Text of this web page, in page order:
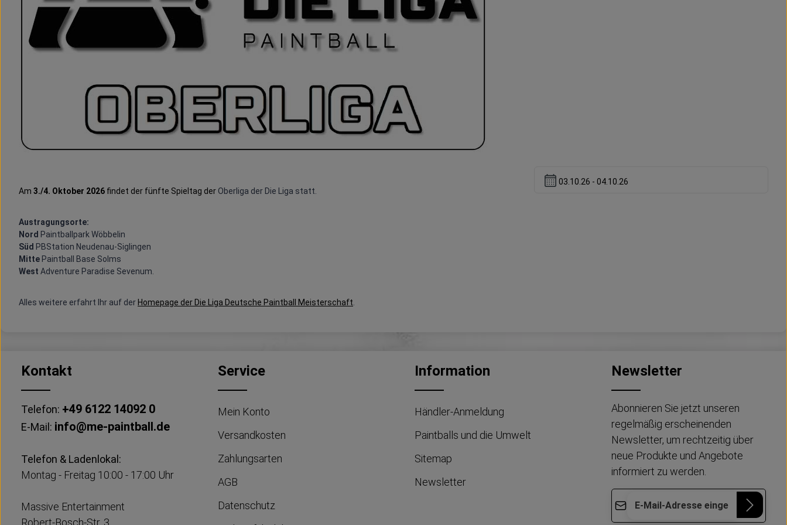
Am 3./4. Oktober 2026 findet der fünfte Spieltag der Oberliga der Die Liga statt.
Austragungsorte:
Nord Paintballpark Wöbbelin
Süd PBStation Neudenau-Siglingen
Mitte Paintball Base Solms
West Adventure Paradise Sevenum.
Alles weitere erfahrt Ihr auf der Homepage der Die Liga Deutsche Paintball Meisterschaft
03.10.26 - 04.10.26
Kontakt
Telefon: +49 6122 14092 0
E-Mail: info@me-paintball.de
Telefon & Ladenlokal:
Montag - Freitag 10:00 - 17:00 Uhr
Massive Entertainment
Robert-Bosch-Str. 3
Service
Mein Konto
Versandkosten
Zahlungsarten
AGB
Datenschutz
Information
Händler-Anmeldung
Paintballs und die Umwelt
Sitemap
Newsletter
Newsletter
Abonnieren Sie jetzt unseren
regelmäßig erscheinenden
Newsletter, um rechtzeitig über
neue Produkte und Angebote
informiert zu werden.